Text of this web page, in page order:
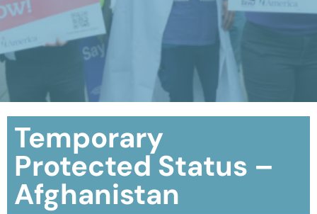
Temporary
Protected Status –
Afghanistan​